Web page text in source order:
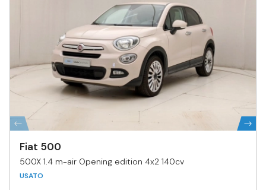
Fiat 500
500X 1.4 m-air Opening edition 4x2 140cv
USATO